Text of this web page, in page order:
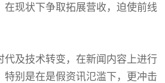
现状下争取拓展营收，迫使前线
及技术转变，在新闻内容上进行
别是在是假资讯氾滥下，更冲击